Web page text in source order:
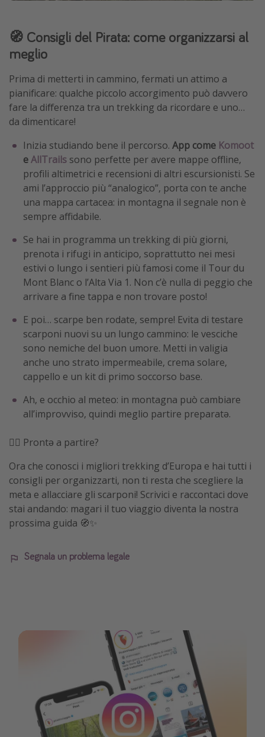
🧭 Consigli del Pirata: come organizzarsi al
meglio
Prima di metterti in cammino, fermati un attimo a
pianificare: qualche piccolo accorgimento può davvero
fare la differenza tra un trekking da ricordare e uno…
da dimenticare!
Inizia studiando bene il percorso. App come Komoot
eAllTrails sono perfette per avere mappe offline,
profili altimetrici e recensioni di altri escursionisti. Se
ami l’approccio più “analogico”, porta con te anche
una mappa cartacea: in montagna il segnale non è
sempre affidabile.
Se hai in programma un trekking di più giorni,
prenota i rifugi in anticipo, soprattutto nei mesi
estivi o lungo i sentieri più famosi come il Tour du
Mont Blanc o l’Alta Via 1. Non c’è nulla di peggio che
arrivare a fine tappa e non trovare posto!
E poi… scarpe ben rodate, sempre! Evita di testare
scarponi nuovi su un lungo cammino: le vesciche
sono nemiche del buon umore. Metti in valigia
anche uno strato impermeabile, crema solare,
cappello e un kit di primo soccorso base.
Ah, e occhio al meteo: in montagna può cambiare
all’improvviso, quindi meglio partire preparatə.
🏴‍☠️ Prontə a partire?
Ora che conosci i migliori trekking d’Europa e hai tutti i
consigli per organizzarti, non ti resta che scegliere la
meta e allacciare gli scarponi! Scrivici e raccontaci dove
stai andando: magari il tuo viaggio diventa la nostra
prossima guida 🧭✨
Segnala un problema legale